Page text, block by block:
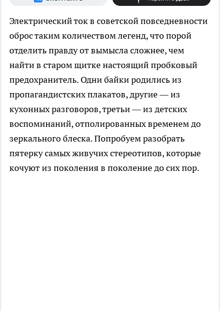
Электрический ток в советской повседневности
оброс таким количеством легенд, что порой
отделить правду от вымысла сложнее, чем
найти в старом щитке настоящий пробковый
предохранитель. Одни байки родились из
пропагандистских плакатов, другие — из
кухонных разговоров, третьи — из детских
воспоминаний, отполированных временем до
зеркального блеска. Попробуем разобрать
пятерку самых живучих стереотипов, которые
кочуют из поколения в поколение до сих пор.